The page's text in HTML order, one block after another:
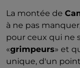
La montée de
à ne pas
pour ceux qui ne
«grimpeurs» et
unique, d'un